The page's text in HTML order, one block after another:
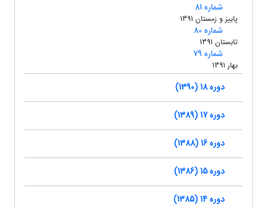
شماره 81
پاییز و زمستان 1391
شماره 80
تابستان 1391
شماره 79
بهار 1391
دوره 18 (1390)
دوره 17 (1389)
دوره 16 (1388)
دوره 15 (1386)
دوره 14 (1385)